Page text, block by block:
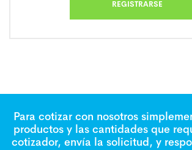
Para cotizar con nosotros
productos y las cantidades que
cotizador, envía la solicitud, y